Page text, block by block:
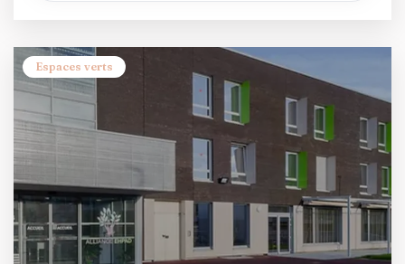
Espaces verts